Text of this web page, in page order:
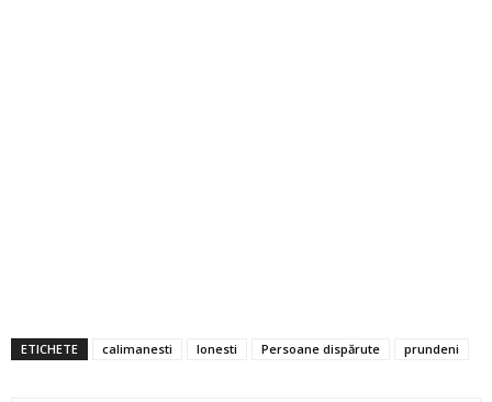
ETICHETE calimanesti Ionesti Persoane dispărute prundeni